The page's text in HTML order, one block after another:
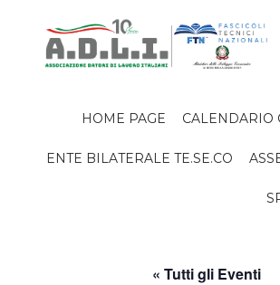
HOME PAGE CALENDARIO
ENTE BILATERALE TE.SE.CO
« Tutti gli Eventi